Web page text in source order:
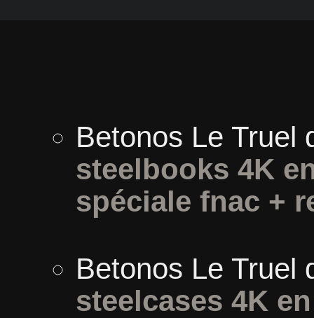
Betonos Le Truel
steelbooks 4K
spéciale fnac +
Betonos Le Truel
steelcases 4K